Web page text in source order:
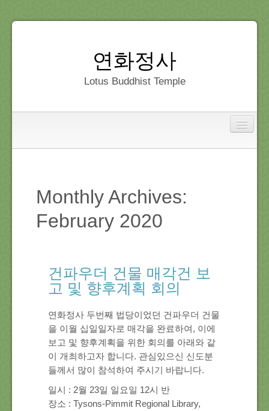
연화정사
Lotus Buddhist Temple
Dedication
About Us
Location
Monthly Archives:
February 2020
건파우더 건물 매각건 보
고 및 향후계획 회의
연화정사 두번째 법당이었던 건파우더 건물
을 이월 십일일자로 매각을 완료하여, 이에
보고 및 향후계획을 위한 회의를 아래와 같
이 개최하고자 합니다. 관심있으신 신도분
들께서 많이 참석하여 주시기 바랍니다.
일시 : 2월 23일 일요일 12시 반
장소 : Tysons-Pimmit Regional Library,